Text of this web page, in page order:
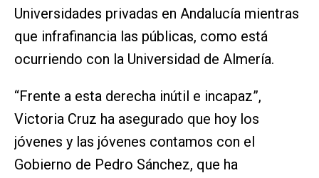
Universidades privadas en Andalucía mientras
que infrafinancia las públicas, como está
ocurriendo con la Universidad de Almería.
“Frente a esta derecha inútil e incapaz”,
Victoria Cruz ha asegurado que hoy los
jóvenes y las jóvenes contamos con el
Gobierno de Pedro Sánchez, que ha